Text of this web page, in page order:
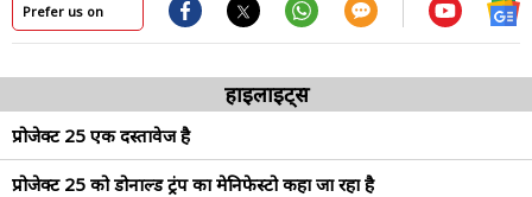
Prefer us on
हाइलाइट्स
प्रोजेक्ट 25 एक दस्तावेज है
प्रोजेक्ट 25 को डोनाल्ड ट्रंप का मेनिफेस्टो कहा जा रहा है